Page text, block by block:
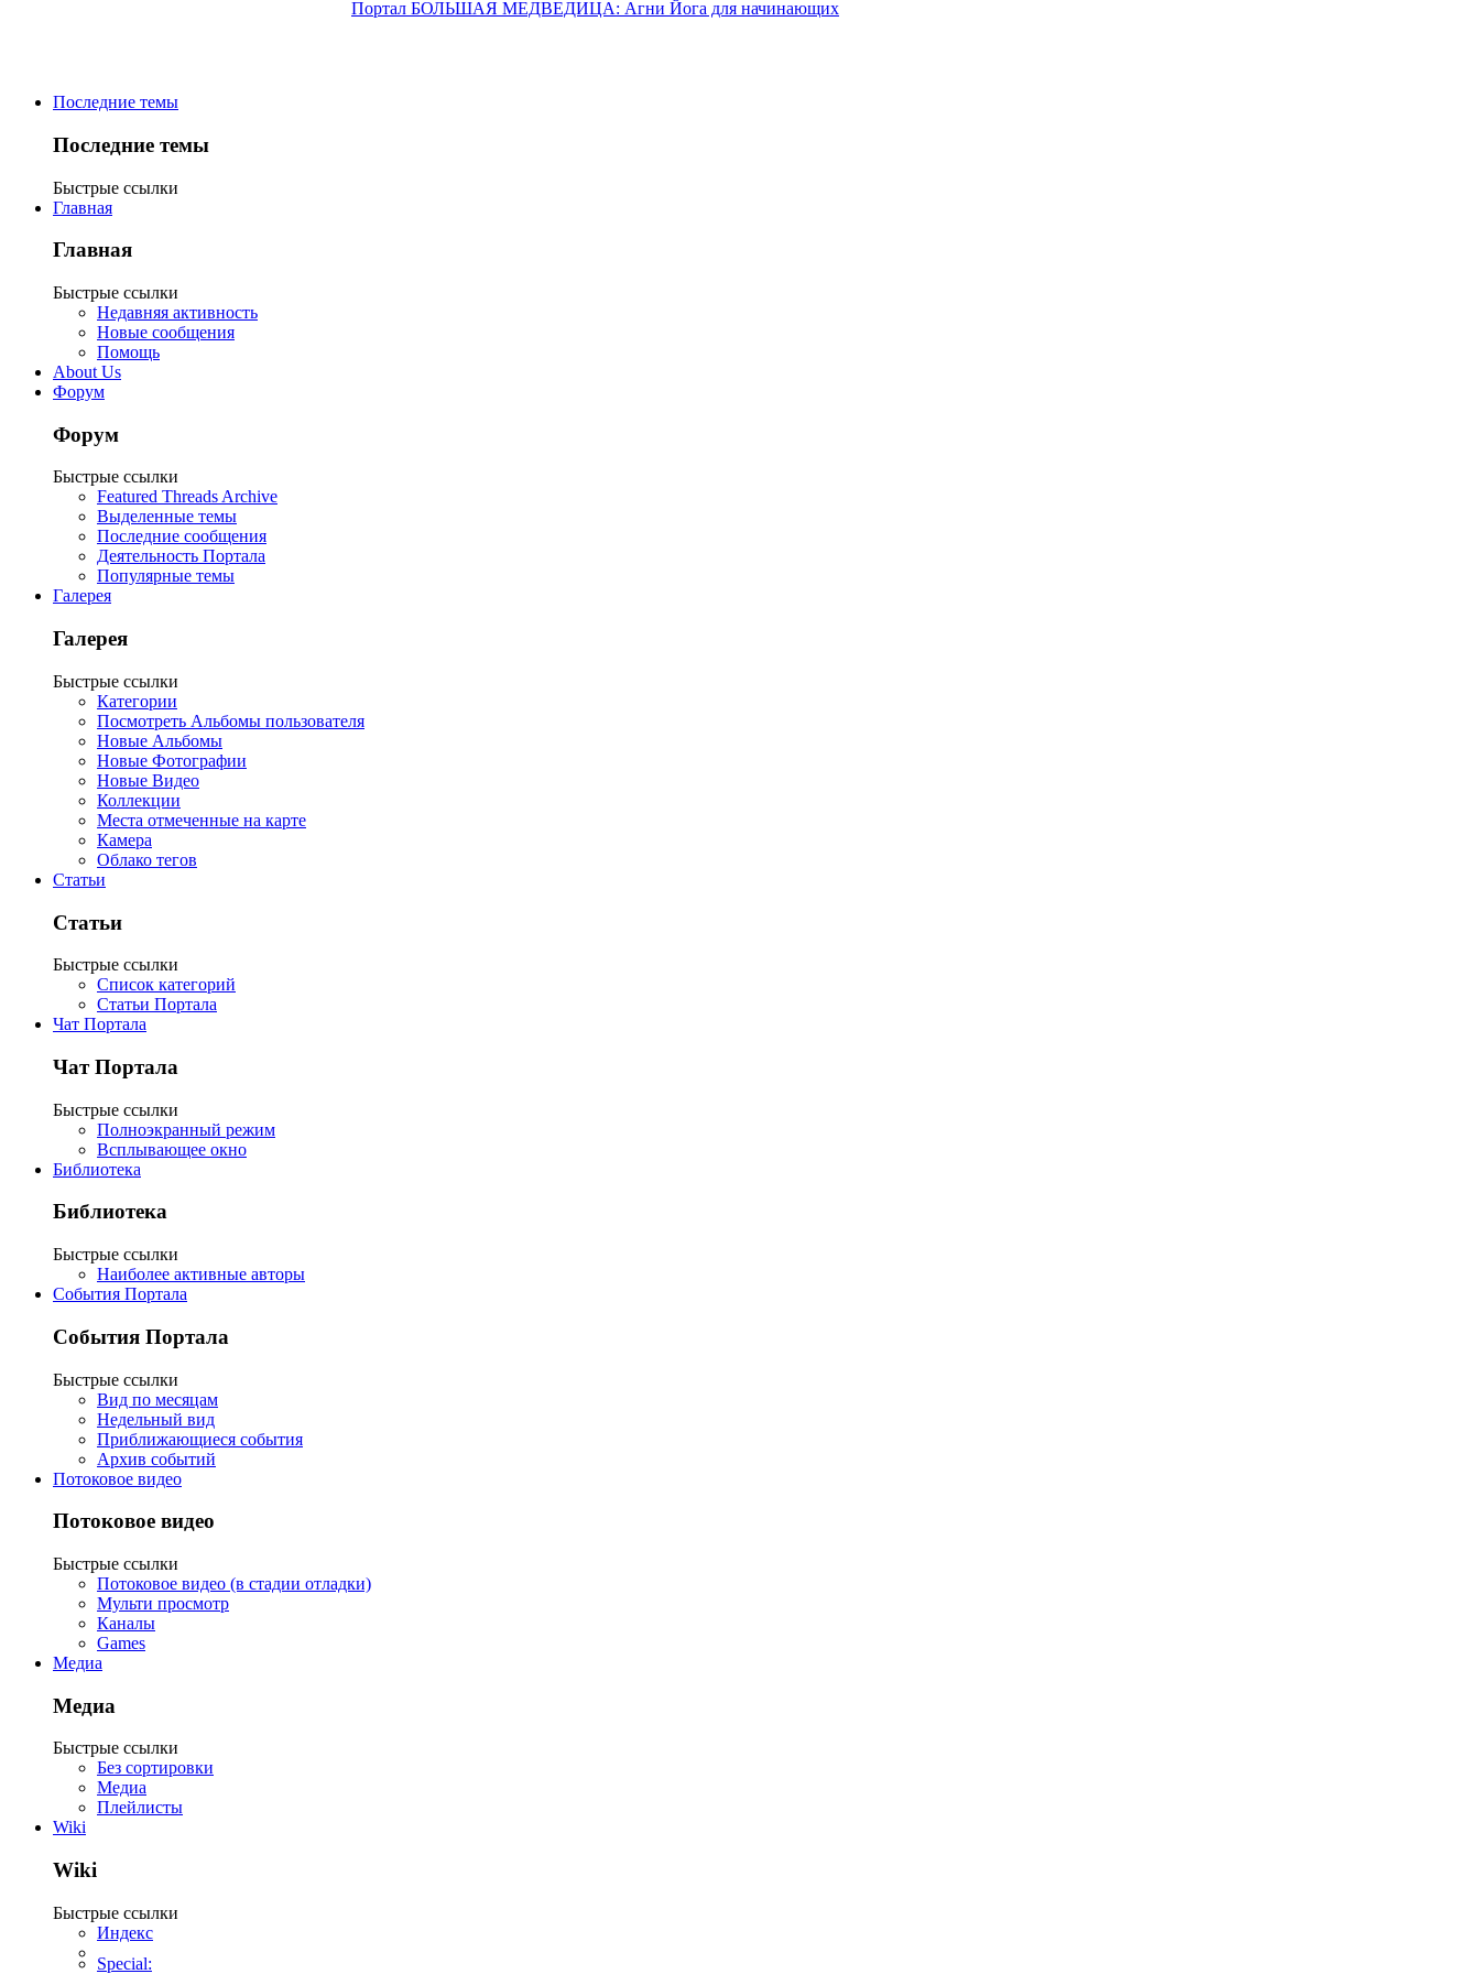
Последние темы
Последние темы
Быстрые ссылки
Главная
Главная
Быстрые ссылки
Недавняя активность
Новые сообщения
Помощь
About Us
Форум
Форум
Быстрые ссылки
Featured Threads Archive
Выделенные темы
Последние сообщения
Деятельность Портала
Популярные темы
Галерея
Галерея
Быстрые ссылки
Категории
Посмотреть Альбомы пользователя
Новые Альбомы
Новые Фотографии
Новые Видео
Коллекции
Места отмеченные на карте
Камера
Облако тегов
Статьи
Статьи
Быстрые ссылки
Список категорий
Статьи Портала
Чат Портала
Чат Портала
Быстрые ссылки
Полноэкранный режим
Всплывающее окно
Библиотека
Библиотека
Быстрые ссылки
Наиболее активные авторы
События Портала
События Портала
Быстрые ссылки
Вид по месяцам
Недельный вид
Приближающиеся события
Архив событий
Потоковое видео
Потоковое видео
Быстрые ссылки
Потоковое видео (в стадии отладки)
Мульти просмотр
Каналы
Games
Медиа
Медиа
Быстрые ссылки
Без сортировки
Медиа
Плейлисты
Wiki
Wiki
Быстрые ссылки
Индекс
Special: